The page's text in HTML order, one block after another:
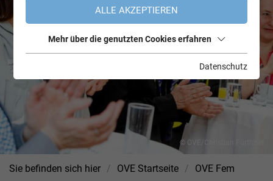
© OVE/Christian Fürthner
Sie befinden sich hier OVE Startseite OVE Fem
ALLE AKZEPTIEREN
Mehr über die genutzten Cookies erfahren
Datenschutz